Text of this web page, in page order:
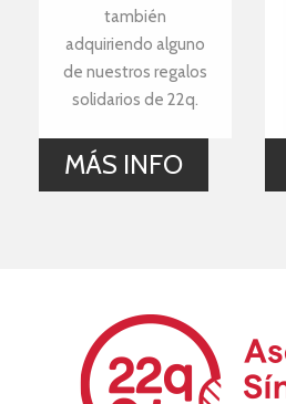
también
adquiriendo alguno
de nuestros regalos
solidarios de 22q.
MÁS INFO